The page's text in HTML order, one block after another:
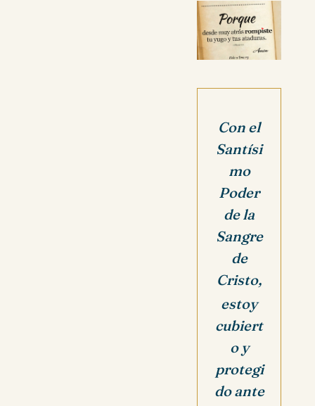
Con el
Santísi
mo
Poder
de la
Sangre
de
Cristo,
estoy
cubiert
o y
protegi
do ante